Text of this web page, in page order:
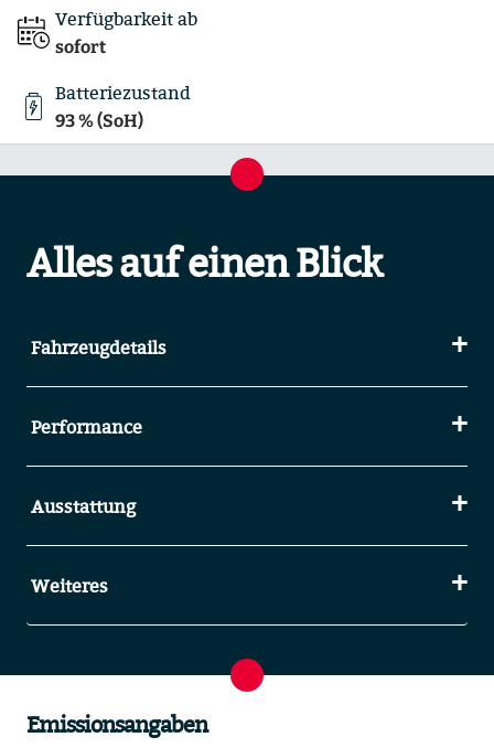
Verfügbarkeit ab
sofort
Batteriezustand
93 % (SoH)
Alles auf einen Blick
Fahrzeugdetails
Performance
Ausstattung
Weiteres
Emissionsangaben